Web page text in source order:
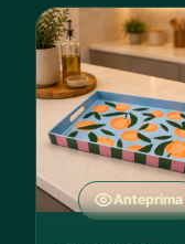
Anteprima